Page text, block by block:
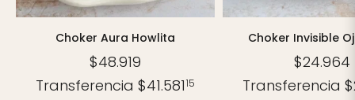
Choker Aura Howlita
$48.919
Transferencia$41.58115
Choker Invisible
$24.964
Transferencia